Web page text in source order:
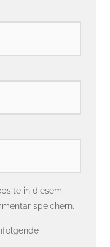
in diesem
speichern.